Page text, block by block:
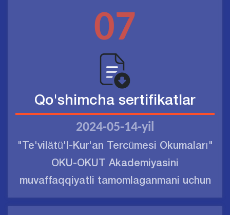
07
Qo'shimcha sertifikatlar
2024-05-14-yil
"Te'vilätü'l-Kur'an Tercümesi Okumaları"
OKU-OKUT Akademiyasini
muvaffaqqiyatli tamomlaganmani uchun